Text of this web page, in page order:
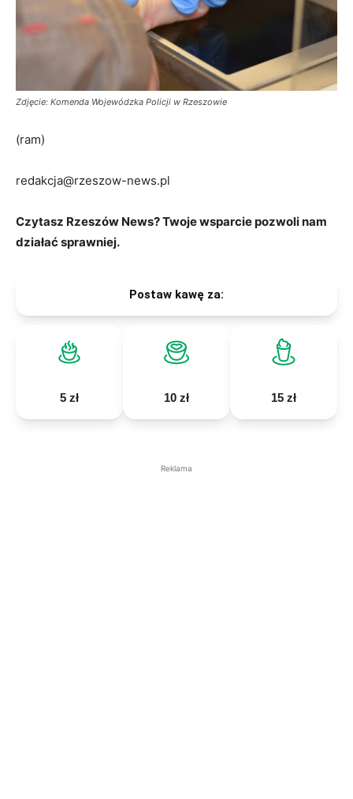
Zdjęcie: Komenda Wojewódzka Policji w Rzeszowie
(ram)
redakcja@rzeszow-news.pl
Czytasz Rzeszów News? Twoje wsparcie pozwoli nam
działać sprawniej.
Postaw kawę za:
5 zł 10 zł 15 zł
Reklama